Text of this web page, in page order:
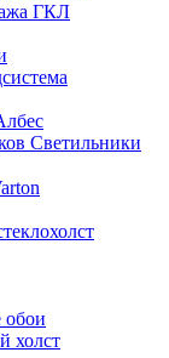
ГКЛ
Светильники
обои
холст